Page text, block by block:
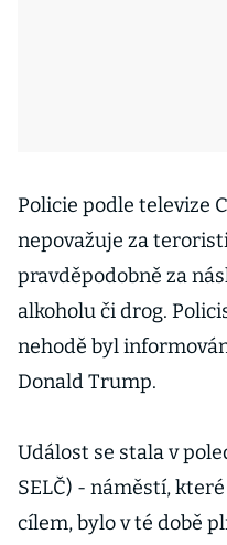
Policie podle televize
nepovažuje za
pravděpodobně za
alkoholu či drog.
nehodě byl
Donald Trump.
Událost se stala v
SELČ) - náměstí,
cílem, bylo v té době